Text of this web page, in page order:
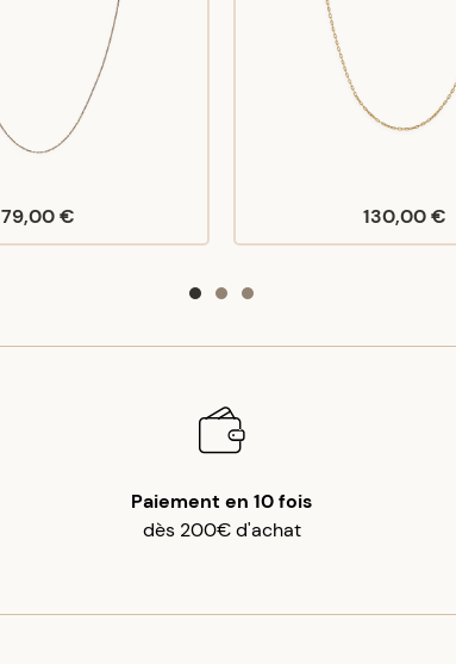
79,00 € 130,00 €
Paiement en 10 fois
dès 200€ d'achat